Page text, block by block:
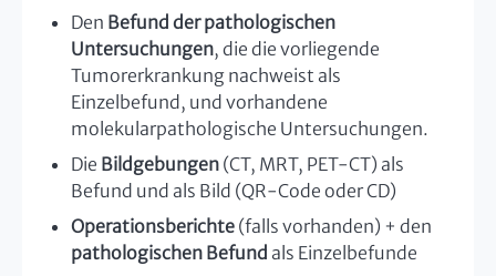
Den Befund der pathologischen
Untersuchungen, die die vorliegende
Tumorerkrankung nachweist als
Einzelbefund, und vorhandene
molekularpathologische Untersuchungen.
Die Bildgebungen (CT, MRT, PET-CT) als
Befund und als Bild (QR-Code oder CD)
Operationsberichte (falls vorhanden) + den
pathologischen Befund als Einzelbefunde